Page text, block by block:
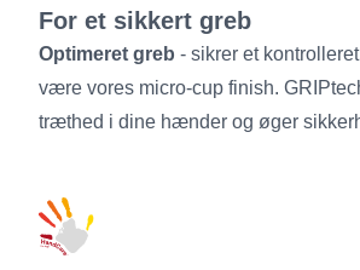
For et sikkert greb
Optimeret greb - sikrer et
være vores micro-cup finish.
træthed i dine hænder og øger